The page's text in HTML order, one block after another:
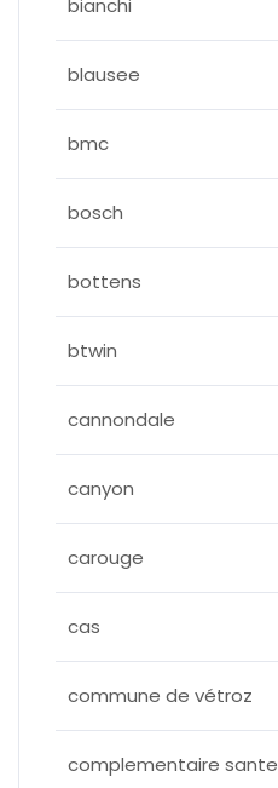
bianchi
blausee
bmc
bosch
bottens
btwin
cannondale
canyon
carouge
cas
commune de vétroz
complementaire sante